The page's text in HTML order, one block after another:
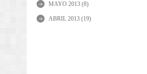
MAYO 2013 (8)
ABRIL 2013 (19)